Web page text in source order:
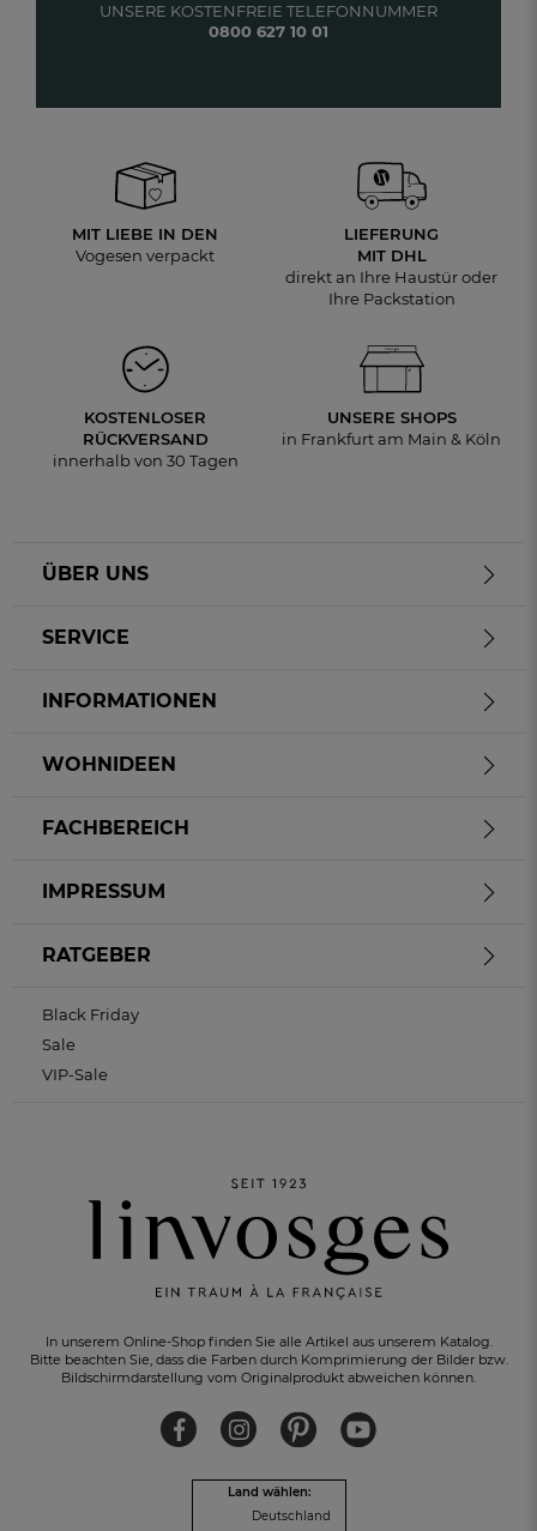
KOSTENLOSER RÜCKVERSANDinnerhalb von 30 Tagen
UNSERE KOSTENFREIE TELEFONNUMMER
0800 627 10 01
MIT LIEBE IN DEN
Vogesen verpackt
LIEFERUNG
MIT DHL
direkt an Ihre Haustür oder
Ihre Packstation
KOSTENLOSER
RÜCKVERSAND
innerhalb von 30 Tagen
UNSERE SHOPS
in Frankfurt am Main & Köln
In unserem Online-Shop finden Sie alle Artikel aus unserem Katalog.
Bitte beachten Sie, dass die Farben durch Komprimierung der Bilder bzw.
Bildschirmdarstellung vom Originalprodukt abweichen können.
Land wählen:
Deutschland
ÜBER UNS
SERVICE
INFORMATIONEN
WOHNIDEEN
FACHBEREICH
IMPRESSUM
RATGEBER
Black Friday
Sale
VIP-Sale